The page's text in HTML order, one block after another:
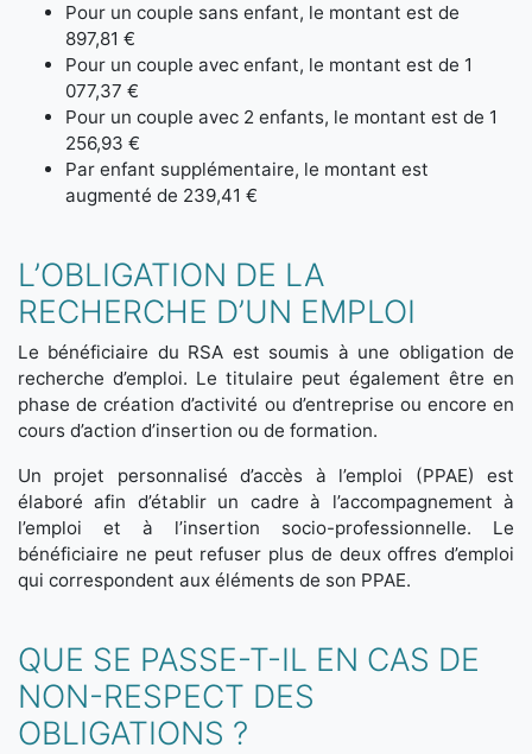
Pour un couple sans enfant, le montant est de
897,81 €
Pour un couple avec enfant, le montant est de 1
077,37 €
Pour un couple avec 2 enfants, le montant est de 1
256,93 €
Par enfant supplémentaire, le montant est
augmenté de 239,41 €
L’OBLIGATION DE LA
RECHERCHE D’UN EMPLOI
Le bénéficiaire du RSA est soumis à une obligation de
recherche d’emploi. Le titulaire peut également être en
phase de création d’activité ou d’entreprise ou encore en
cours d’action d’insertion ou de formation.
Un projet personnalisé d’accès à l’emploi (PPAE) est
élaboré afin d’établir un cadre à l’accompagnement à
l’emploi et à l’insertion socio-professionnelle. Le
bénéficiaire ne peut refuser plus de deux offres d’emploi
qui correspondent aux éléments de son PPAE.
QUE SE PASSE-T-IL EN CAS DE
NON-RESPECT DES
OBLIGATIONS ?